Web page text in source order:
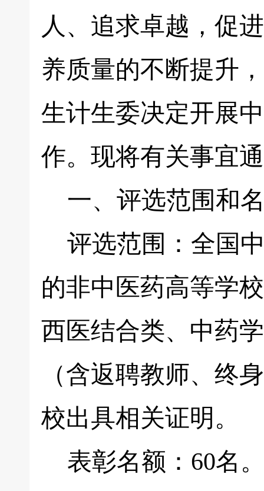
人、追求卓越，促
养质量的不断提升
生计生委决定开展
作。现将有关事宜
一、评选范围和
评选范围：全国
的非中医药高等学
西医结合类、中药
（含返聘教师、终
校出具相关证明。
表彰名额：60名